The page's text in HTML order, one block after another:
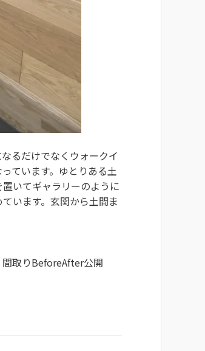
るだけでなくウォークイ
ています。ゆとりある土
いてギャラリーのように
います。玄関から土間ま
間取りBeforeAfter公開